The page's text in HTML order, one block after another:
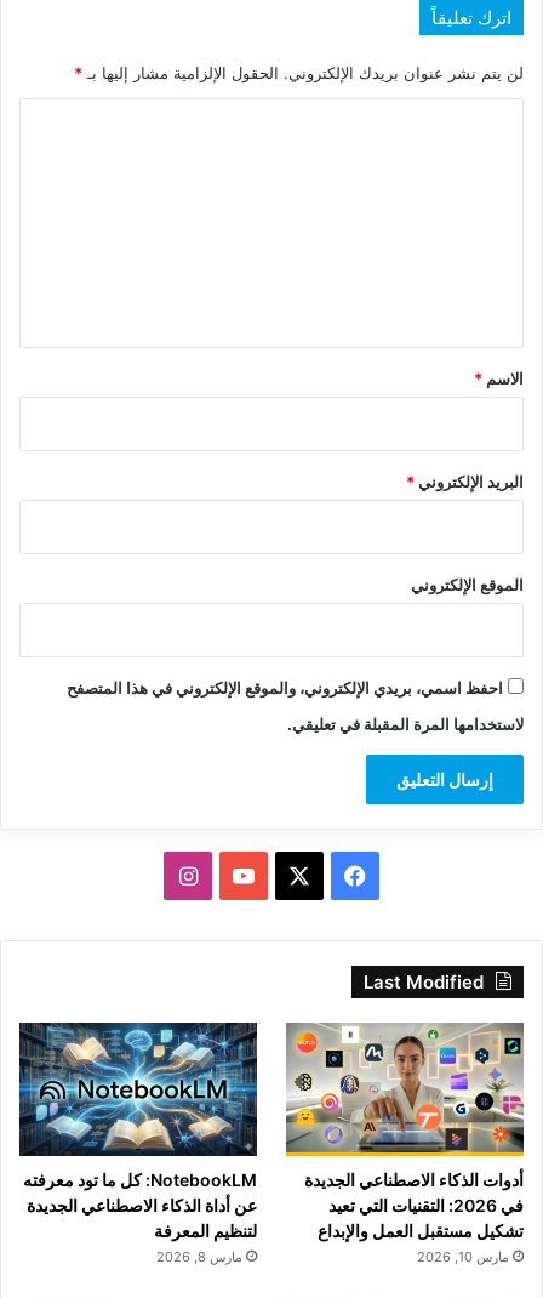
اترك تعليقاً
لن يتم نشر عنوان بريدك الإلكتروني. الحقول الإلزامية مشار إليها بـ *
*
الاسم *
البريد الإلكتروني*
الموقع الإلكتروني
احفظ اسمي، بريدي الإلكتروني، والموقع الإلكتروني في هذا المتصفح
لاستخدامها المرة المقبلة في تعليقي.
فيسبوك ‫YouTubeانستقرام
Last Modified
أدوات الذكاء الاصطناعي الجديدة
في 2026: التقنيات التي تعيد
تشكيل مستقبل العمل والإبداع
مارس 10, 2026
NotebookLM: كل ما تود معرفته
عن أداة الذكاء الاصطناعي الجديدة
لتنظيم المعرفة
مارس 8, 2026